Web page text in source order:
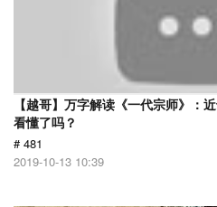
【越哥】万字解读《一代宗师》：
看懂了吗？
# 481
2019-10-13 10:39